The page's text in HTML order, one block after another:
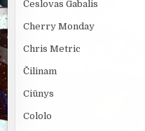
Česlovas Gabalis
Cherry Monday
Chris Metric
Čilinam
Ciūnys
Cololo